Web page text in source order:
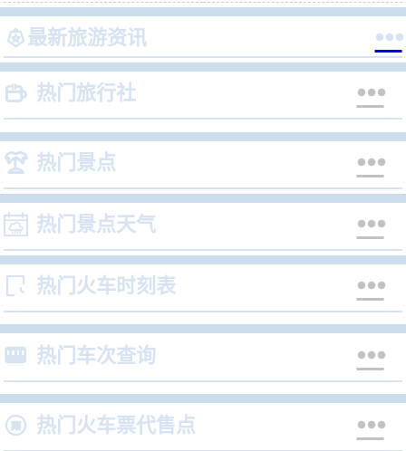
最新旅游资讯 
 热门旅行社 
 热门景点 
 热门景点天气 
 热门火车时刻表 
 热门车次查询 
 热门火车票代售点 